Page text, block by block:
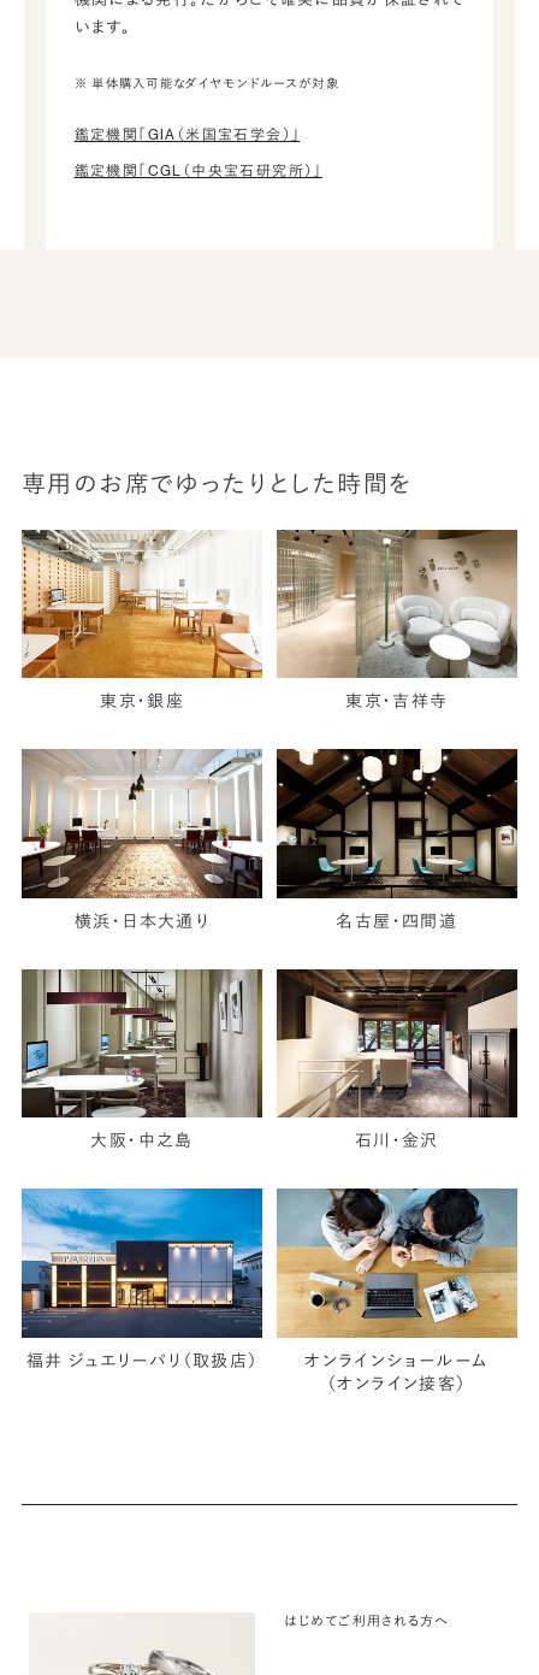
います。
※ 単体購入可能なダイヤモンドルースが対象
鑑定機関「GIA（米国宝石学会）」
鑑定機関「CGL（中央宝石研究所）」
専用のお席でゆったりとした時間を
東京・銀座 東京・吉祥寺
横浜・日本大通り 名古屋・四間道
大阪・中之島 石川・金沢
福井 ジュエリーパリ（取扱店）
オンラインショールーム
（オンライン接客）
はじめてご利用される方へ